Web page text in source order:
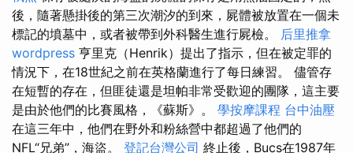
後，隨著懸掛後的第三次潮汐的到來，屍體被放置在一個未
標記的墳墓中，或者被帶到外科醫生進行屍檢。 后里推拿
wordpress 亨里克（Henrik）提出了指示，但在被定罪的
情況下，在18世紀之前在英格蘭進行了每日練習。 儘管存
在短暫的存在，但匪徒還是坦帕非常受歡迎的團隊，這主要
是由於他們的比賽風格，《蘇斯》。 學按摩課程 台中油壓
在這三年中，他們在野外和粉絲營中都超過了他們的
NFL“兄弟”，海盜。 登記台灣公司 終止後，Bucs在1987年